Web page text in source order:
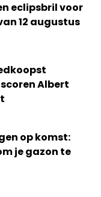
eclipsbril voor
12 augustus
Albert
op komst:
je gazon te